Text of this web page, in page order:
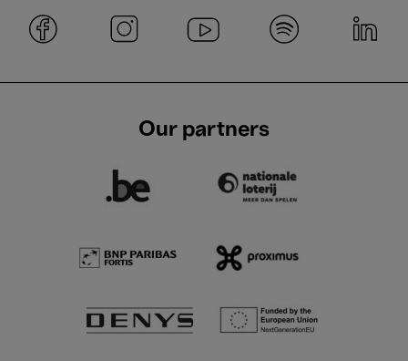
Our partners